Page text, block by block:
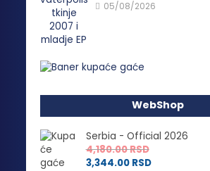
05/08/2026
WebShop
Serbia - Official 2026
4,180.00RSD
3,344.00 RSD